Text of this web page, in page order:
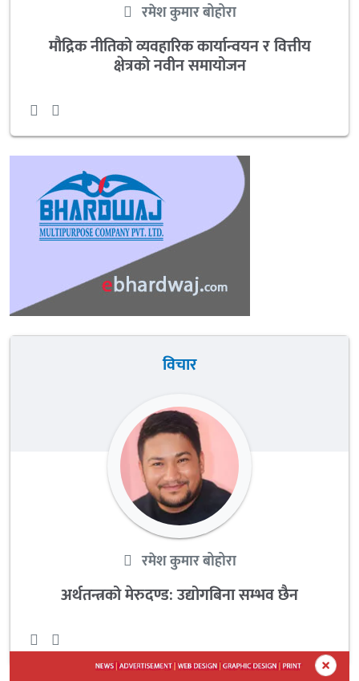
रमेश कुमार बोहोरा
मौद्रिक नीतिको व्यवहारिक कार्यान्वयन र वित्तीय
क्षेत्रको नवीन समायोजन
विचार
रमेश कुमार बोहोरा
अर्थतन्त्रको मेरुदण्ड: उद्योगबिना सम्भव छैन